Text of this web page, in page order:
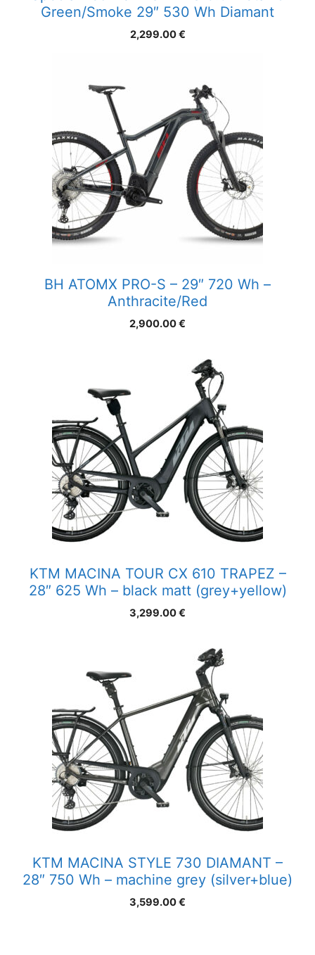
Green/Smoke 29″ 530 Wh Diamant
2,299.00€
BH ATOMX PRO-S – 29″ 720 Wh –
Anthracite/Red
2,900.00€
KTM MACINA TOUR CX 610 TRAPEZ –
28″ 625 Wh – black matt (grey+yellow)
3,299.00€
KTM MACINA STYLE 730 DIAMANT –
28″ 750 Wh – machine grey (silver+blue)
3,599.00€